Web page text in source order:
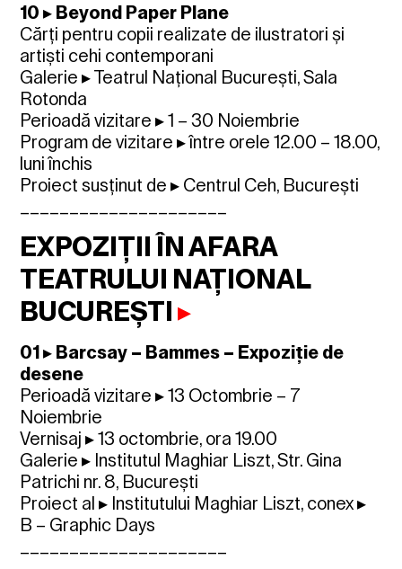
10 ▸ Beyond Paper Plane
Cărți pentru copii realizate de ilustratori și
artiști cehi contemporani
Galerie ▸ Teatrul Național București, Sala
Rotonda
Perioadă vizitare ▸ 1 – 30 Noiembrie
Program de vizitare ▸ între orele 12.00 – 18.00,
luni închis
Proiect susținut de ▸ Centrul Ceh, București
EXPOZIȚII ÎN AFARA
TEATRULUI NAȚIONAL
BUCUREȘTI▸
01 ▸ Barcsay – Bammes – Expoziție de
desene
Perioadă vizitare ▸ 13 Octombrie – 7
Noiembrie
Vernisaj ▸ 13 octombrie, ora 19.00
Galerie ▸ Institutul Maghiar Liszt, Str. Gina
Patrichi nr. 8, București
Proiect al ▸ Institutului Maghiar Liszt, conex ▸
B – Graphic Days